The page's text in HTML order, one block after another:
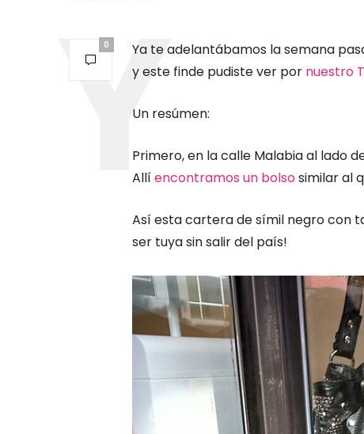
0
Ya te adelantábamos la semana
y este finde pudiste ver por nuestro
Un resúmen:
Primero, en la calle Malabia al lado
Allíencontramos un bolsosimilar al
Así esta cartera de símil negro con
ser tuya sin salir del país!